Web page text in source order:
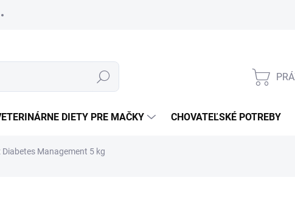
Hľadať
DIETY PRE MAČKY CHOVATEĽSKÉ POTREBY
Diabetes Management 5 kg